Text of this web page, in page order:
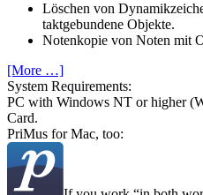
Löschen von
taktgebundene Objekte.
Notenkopie von Noten mit
[More …]
System Require­ments:
PC with Windows NT or higher
Card.
PriMus for Mac, too: